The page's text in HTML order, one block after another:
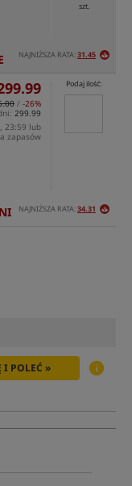
szt.
NAJNIŻSZA RATA:31.45
/ -26%
299.99
23:59 lub
zapasów
Podaj ilość:
NAJNIŻSZA RATA:34.31
I POLEĆ »